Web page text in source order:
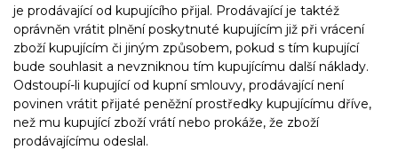
je prodávající od kupujícího přijal. Prodávající je taktéž
oprávněn vrátit plnění poskytnuté kupujícím již při vrácení
zboží kupujícím či jiným způsobem, pokud s tím kupující
bude souhlasit a nevzniknou tím kupujícímu další náklady.
Odstoupí-li kupující od kupní smlouvy, prodávající není
povinen vrátit přijaté peněžní prostředky kupujícímu dříve,
než mu kupující zboží vrátí nebo prokáže, že zboží
prodávajícímu odeslal.